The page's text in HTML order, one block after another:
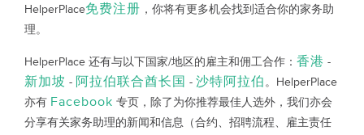
HelperPlace免费注册 ，你将有更多机会找到适合你的家务助
理。
HelperPlace 还有与以下国家/地区的雇主和佣工合作： 香港 -
新加坡 - 阿拉伯联合酋长国 - 沙特阿拉伯。HelperPlace
亦有 Facebook 专页，除了为你推荐最佳人选外，我们亦会
分享有关家务助理的新闻和信息（合约、招聘流程、雇主责任